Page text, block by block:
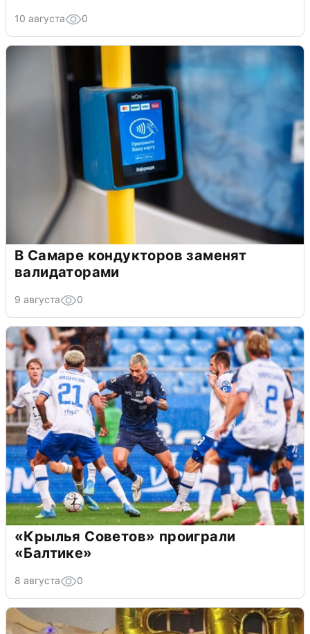
10 августа 0
В Самаре кондукторов заменят
валидаторами
9 августа 0
«Крылья Советов» проиграли
«Балтике»
8 августа 0